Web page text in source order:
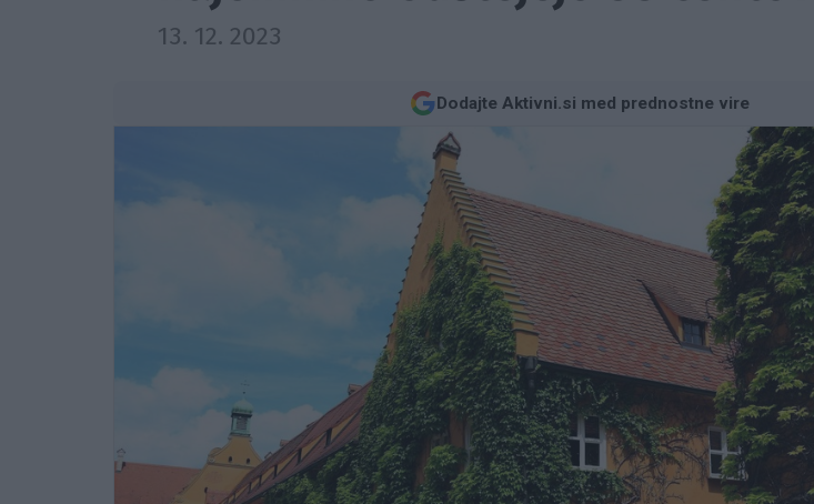
13. 12. 2023
Dodajte Aktivni.si med prednostne vire